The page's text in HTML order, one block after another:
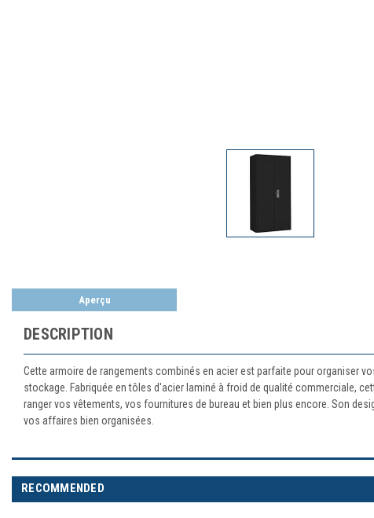
Aperçu
DESCRIPTION
Cette armoire de rangements combinés en acier est parfaite pour organiser
stockage. Fabriquée en tôles d'acier laminé à froid de qualité commerciale,
ranger vos vêtements, vos fournitures de bureau et bien plus encore. Son
vos affaires bien organisées.
RECOMMENDED